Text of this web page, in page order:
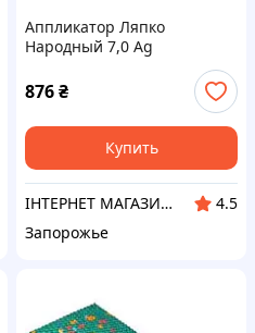
Аппликатор Ляпко
Народный 7,0 Ag
876₴
Купить
ІНТЕРНЕТ МАГАЗИН «ORTO-HELP»
4.5
Запорожье